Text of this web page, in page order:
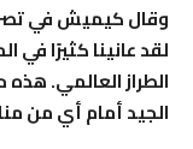
وقال كيميش في
لقد عانينا كثيرًا في
الطراز العالمي.
الجيد أمام أي من